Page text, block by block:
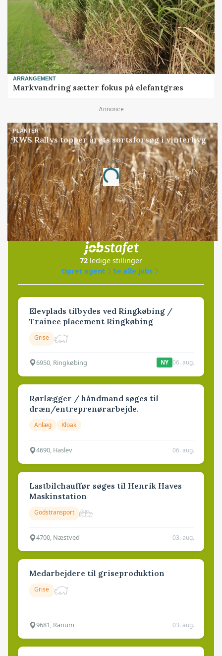
ARRANGEMENT
Markvandring sætter fokus på elefantgræs
Annonce
PLANTER
KWS Rallys topper årets sortsforsøg i vinterbyg
Annonce
Loading...
Jobs
i samarbejde med
72 ledige stillinger
Opret agent
Se alle jobs
Elevplads tilbydes ved Ringkøbing /
Trainee placement Ringkøbing
Grise
6950, Ringkøbing NY 06. aug.
Rørlægger / håndmand søges til
dræn/entreprenørarbejde.
Anlæg Kloak
4690, Haslev 06. aug.
Lastbilchauffør søges til Henrik Haves
Maskinstation
Godstransport
4700, Næstved 03. aug.
Medarbejdere til griseproduktion
Grise
9681, Ranum 03. aug.